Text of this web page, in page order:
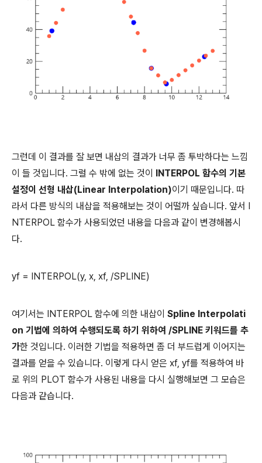
그런데 이 결과를 잘 보면 내삽의 결과가 너무 좀 투박하다는 느낌
이 들 것입니다. 그럴 수 밖에 없는 것이 INTERPOL 함수의 기본
설정이 선형 내삽(Linear Interpolation)이기 때문입니다. 따
라서 다른 방식의 내삽을 적용해보는 것이 어떨까 싶습니다. 앞서 I
NTERPOL 함수가 사용되었던 내용을 다음과 같이 변경해봅시
다.
yf = INTERPOL(y, x, xf, /SPLINE)
여기서는 INTERPOL 함수에 의한 내삽이 Spline Interpolati
on 기법에 의하여 수행되도록 하기 위하여 /SPLINE 키워드를 추
가한 것입니다. 이러한 기법을 적용하면 좀 더 부드럽게 이어지는
결과를 얻을 수 있습니다. 이렇게 다시 얻은 xf, yf를 적용하여 바
로 위의 PLOT 함수가 사용된 내용을 다시 실행해보면 그 모습은
다음과 같습니다.